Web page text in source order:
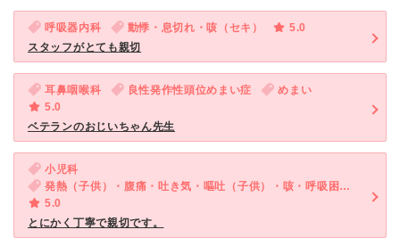
呼吸器内科 動悸・息切れ・咳（セキ）
5.0
スタッフがとても親切
耳鼻咽喉科 良性発作性頭位めまい症
めまい
5.0
ベテランのおじいちゃん先生
小児科
発熱（子供）・腹痛・吐き気・嘔吐（子供）・咳・呼吸困難（子供）・下痢（子供）
5.0
とにかく丁寧で親切です。